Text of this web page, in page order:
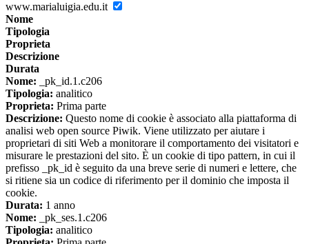
www.marialuigia.edu.it
Nome
Tipologia
Proprieta
Descrizione
Durata
Nome: _pk_id.1.c206
Tipologia: analitico
Proprieta: Prima parte
Descrizione: Questo nome di cookie è associato alla piattaforma di
analisi web open source Piwik. Viene utilizzato per aiutare i
proprietari di siti Web a monitorare il comportamento dei visitatori e
misurare le prestazioni del sito. È un cookie di tipo pattern, in cui il
prefisso _pk_id è seguito da una breve serie di numeri e lettere, che
si ritiene sia un codice di riferimento per il dominio che imposta il
cookie.
Durata: 1 anno
Nome: _pk_ses.1.c206
Tipologia: analitico